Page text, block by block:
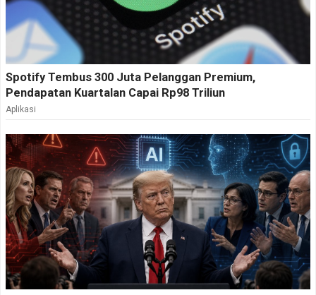
Spotify Tembus 300 Juta Pelanggan Premium,
Pendapatan Kuartalan Capai Rp98 Triliun
Aplikasi